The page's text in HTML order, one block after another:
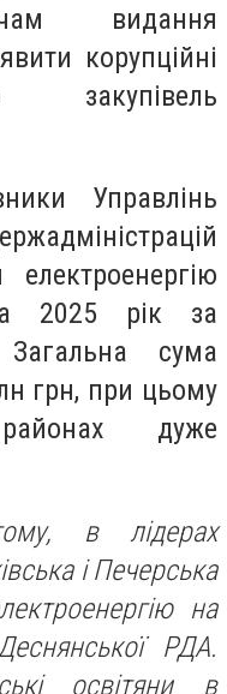
видання
корупційні
закупівель
Управлінь
2025 рік за
сума
грн, при цьому
дуже
в лідерах
і Печерська
на
РДА.
освітяни в